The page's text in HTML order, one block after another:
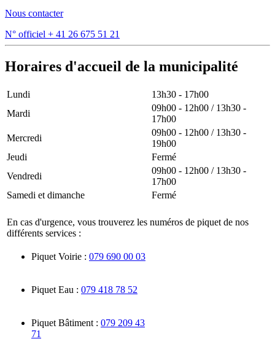
Nous contacter
N° officiel + 41 26 675 51 21
Horaires d'accueil de la municipalité
Lundi
13h30 - 17h00
Mardi
09h00 - 12h00 / 13h30 -
17h00
Mercredi
09h00 - 12h00 / 13h30 -
19h00
Jeudi
Fermé
Vendredi
09h00 - 12h00 / 13h30 -
17h00
Samedi et dimanche
Fermé
En cas d'urgence, vous trouverez les numéros de piquet de nos
différents services :
Piquet Voirie : 079 690 00 03
Piquet Eau : 079 418 78 52
Piquet Bâtiment : 079 209 43
71